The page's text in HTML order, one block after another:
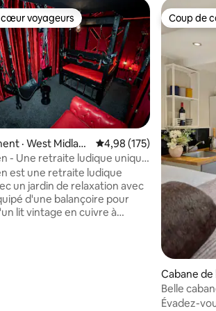
5, 423 commentaires
cœur voyageurs
voyageurs
· West Midlan
Note moyenne de 4,98
4,98 (175)
- Une retraite ludique unique
est une retraite ludique
un jardin de relaxation avec
d'une balançoire pour
lit vintage en cuivre à
Coup de
Coup de
Cabane de
n
Belle
sur le lac
Évadez-